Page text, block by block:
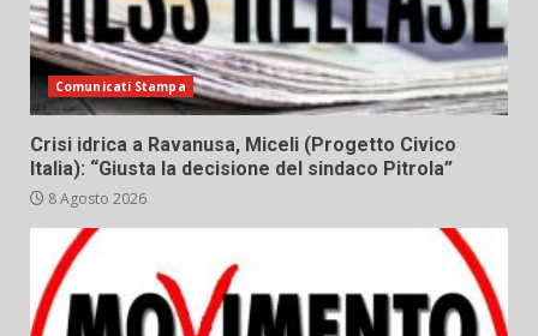
Comunicati Stampa
Crisi idrica a Ravanusa, Miceli (Progetto Civico
Italia): “Giusta la decisione del sindaco Pitrola”
8 Agosto 2026